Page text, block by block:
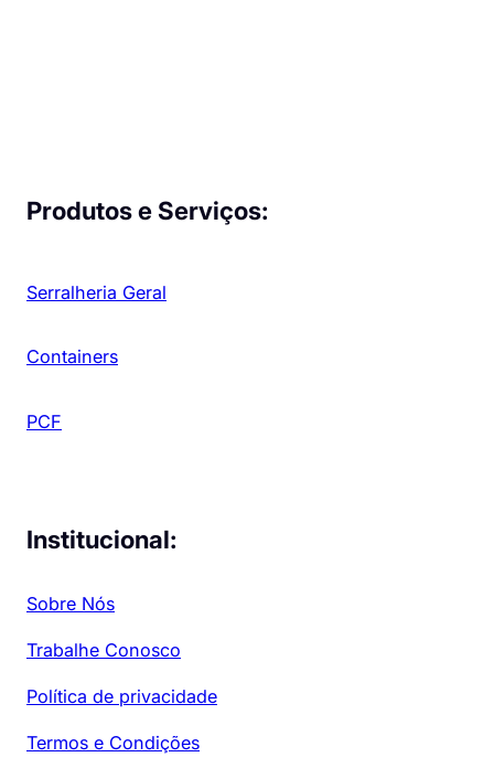
Produtos e Serviços:
Serralheria Geral
Containers
PCF
Institucional:
Sobre Nós
Trabalhe Conosco
Política de privacidade
Termos e Condições